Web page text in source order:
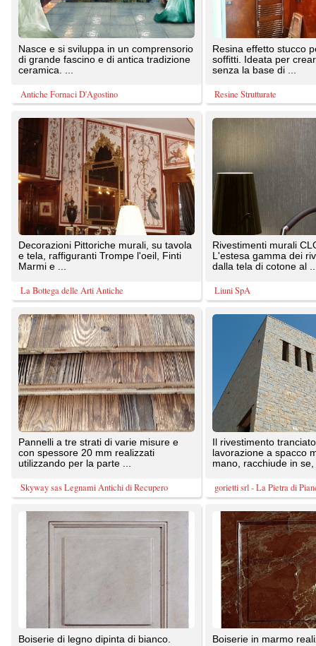
Decorazioni Pittoriche murali, su tavola
e tela, raffiguranti Trompe l'oeil, Finti
Marmi e ...
La Bottega delle Arti Antiche
Rivestimenti murali CLOUD PUR.
L'estesa gamma dei rivestimenti va
dalla tela di cotone al ...
Liuni SpA
Pannelli a tre strati di varie misure e
con spessore 20 mm realizzati
utilizzando per la parte ...
Skyway sas Legnami Antichi di Recupero
Il rivestimento tranciato, frutto della
lavorazione a spacco ma rifinito a
mano, racchiude in se, ...
gorietti srl - La Pietra di Pianello
Boiserie di legno dipinta di bianco.
Boiserie lavorate su disegno in modo
del tutto artigianale e ...
SOLS - Interni di Prestigio
Boiserie in marmo realizzata per
rivestimento bagno. Il marmo usato è
particolarmente pregiato ...
SOLS - Interni di Prestigio
racchiude svariate funzioni. Esso può
delimitare confini, ...
gorietti srl - La Pietra di Pianello
vastissima scelta di varianti disegno e
colore per soddisfare al ...
1
TrovaPavimenti.it
AF Coding Studio
via A. Diaz, 1